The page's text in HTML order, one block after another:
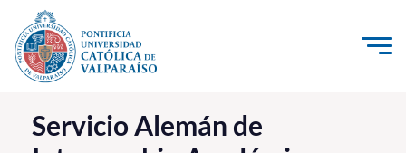
Click acá para ir directamente al contenido
La Universidad
Servicio Alemán de